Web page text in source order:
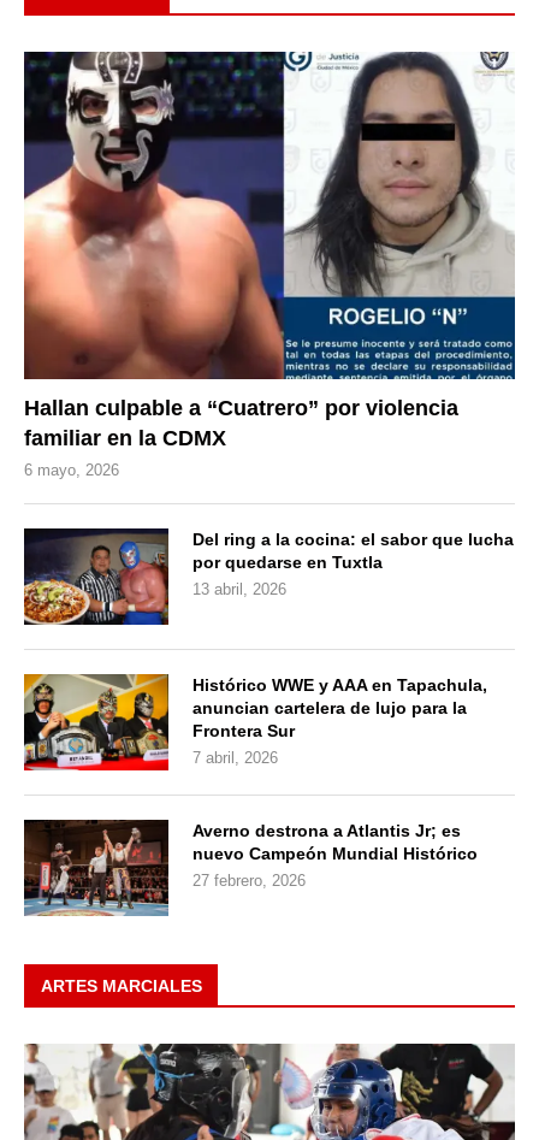
Hallan culpable a “Cuatrero” por violencia
familiar en la CDMX
6 mayo, 2026
Del ring a la cocina: el sabor que lucha
por quedarse en Tuxtla
13 abril, 2026
Histórico WWE y AAA en Tapachula,
anuncian cartelera de lujo para la
Frontera Sur
7 abril, 2026
Averno destrona a Atlantis Jr; es
nuevo Campeón Mundial Histórico
27 febrero, 2026
ARTES MARCIALES